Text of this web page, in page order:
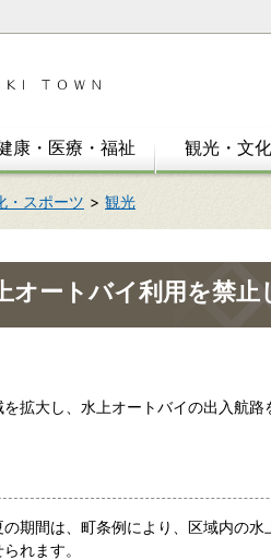
康・医療・福祉 観光・文
・スポーツ 観光
オートバイ利用を禁止
拡大し、水上オートバイの出入航
期間は、町条例により、区域内の
れます。